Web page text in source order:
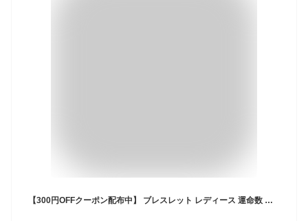
【300円OFFクーポン配布中】 ブレスレット レディース 運命数 生年月日 鑑定 天然石 カノン 数秘 | 誕生日プレゼント 女友達 ギフト 誕生日 誕生石 ラピスラズリ 金属アレルギー対応 パワーストーン ブレスレット アクセサリー I WISH